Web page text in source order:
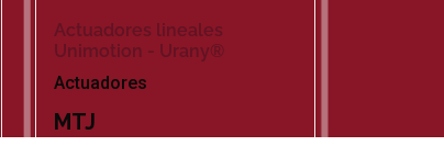
Actuadores lineales
Unimotion - Urany®
Actuadores
MTJ